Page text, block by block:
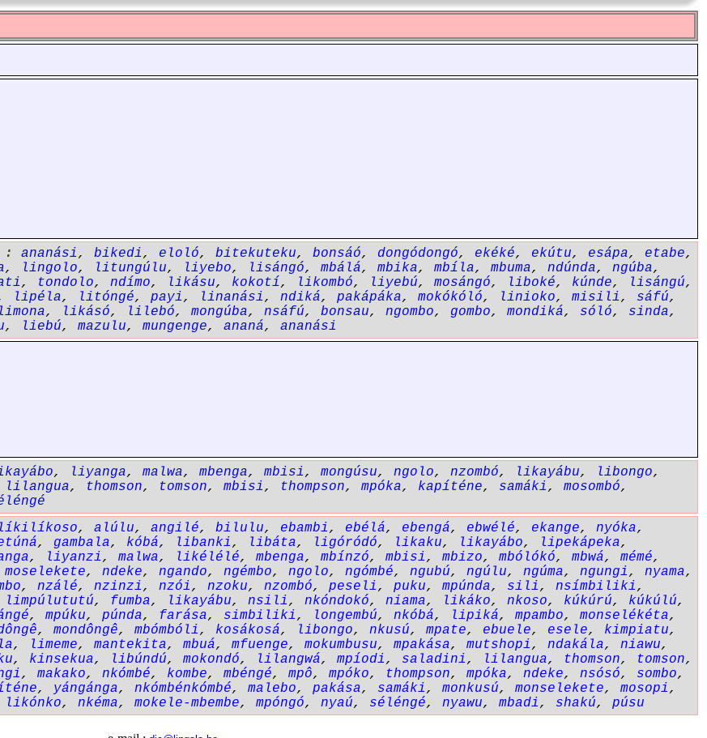
: ananási, bikedi, eloló, bitekuteku, bonsáó, dongódongó, ekéké, ekútu, esápa, etabe,
, lingolo, litungúlu, liyebo, lisángó, mbálá, mbika, mbíla, mbuma, ndúnda, ngúba,
, tondolo, ndímo, likásu, kokotí, likombó, liyebú, mosángó, liboké, kúnde, lisángú,
lipéla, litóngé, payi, linanási, ndiká, pakápáka, mokókóló, linioko, misili, sáfú,
limona, likásó, lilebó, mongúba, nsáfú, bonsau, ngombo, gombo, mondiká, sóló, sinda,
, liebú, mazulu, mungenge, ananá, ananási
, liyanga, malwa, mbenga, mbisi, mongúsu, ngolo, nzombó, likayábu, libongo,
lilangua, thomson, tomson, mbisi, thompson, mpóka, kapíténe, samáki, mosombó,
, alúlu, angilé, bilulu, ebambi, ebélá, ebengá, ebwélé, ekange, nyóka,
, gambala, kóbá, libanki, libáta, ligóródó, likaku, likayábo, lipekápeka,
, liyanzi, malwa, likélélé, mbenga, mbínzó, mbisi, mbizo, mbólókó, mbwá, mémé,
moselekete, ndeke, ngando, ngémbo, ngolo, ngómbé, ngubú, ngúlu, ngúma, ngungi, nyama,
, nzálé, nzinzi, nzói, nzoku, nzombó, peseli, puku, mpúnda, sili, nsímbiliki,
limpúlututú, fumba, likayábu, nsili, nkóndokó, niama, likáko, nkoso, kúkúrú, kúkúlú,
, mpúku, púnda, farása, simbiliki, longembú, nkóbá, lipiká, mpambo, monselékéta,
, mondôngê, mbómbóli, kosákosá, libongo, nkusú, mpate, ebuele, esele, kimpiatu,
, limeme, mantekita, mbuá, mfuenge, mokumbusu, mpakása, mutshopi, ndakála, niawu,
, kinsekua, libúndú, mokondó, lilangwá, mpíodi, saladini, lilangua, thomson, tomson,
, makako, nkómbé, kombe, mbéngé, mpô, mpóko, thompson, mpóka, ndeke, nsósó, sombo,
, yángánga, nkómbénkómbé, malebo, pakása, samáki, monkusú, monselekete, mosopi,
likónko, nkéma, mokele-mbembe, mpóngó, nyaú, séléngé, nyawu, mbadi, shakú, púsu